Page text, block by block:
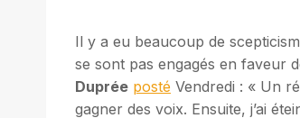
Il y a eu beaucoup de
se sont pas engagés en faveur
Duprée posté Vendredi : « Un
gagner des voix. Ensuite, j’ai